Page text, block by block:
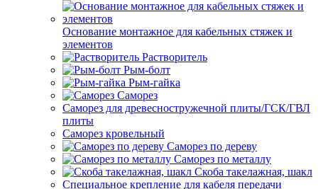
Основание монтажное для кабельных стяжек и
элементов
Растворитель
Рым-болт
Рым-гайка
Саморез
Саморез для древесностружечной плиты/ГСК/ГВЛ
плиты
Саморез кровельный
Саморез по дереву
Саморез по металлу
Скоба такелажная, шакл
Специальное крепление для кабеля передачи